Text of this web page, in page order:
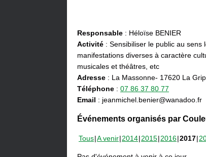
Responsable : Héloïse BENIER
Activité : Sensibiliser le public au
manifestations diverses à caractère
musicales et théâtres, etc
Adresse : La Massonne- 17620 La
Téléphone : 07 86 37 80 77
Email : jeanmichel.benier@wanadoo.fr
Événements organisés par
Tous A venir 2014 2015 2016 2017